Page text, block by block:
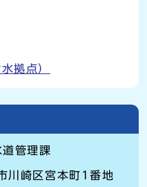
拠点）
管理課
崎区宮本町1番地